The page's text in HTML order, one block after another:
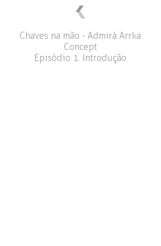
Chaves na mão - Admirá Arrka
Concept
Episódio 1. Introdução